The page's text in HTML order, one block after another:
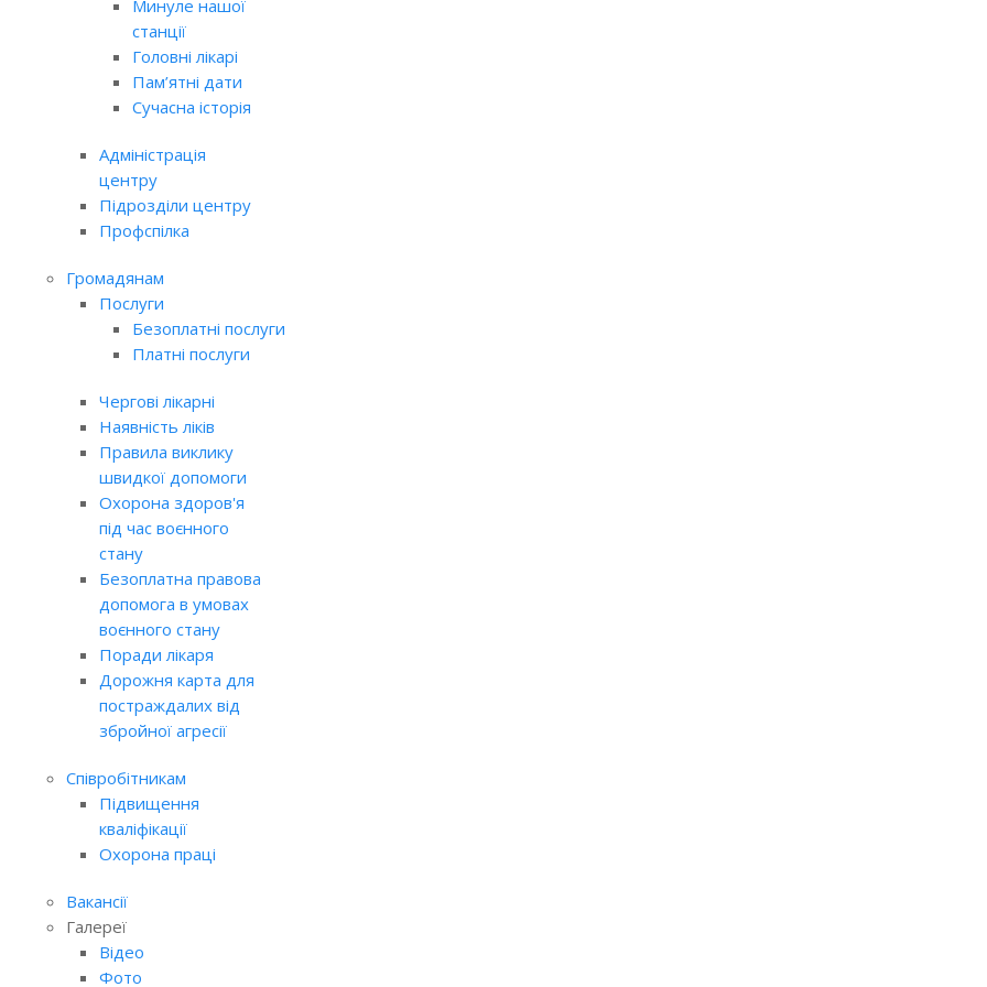
Минуле нашої
станції
Головні лікарі
Пам’ятні дати
Сучасна історія
Адміністрація
центру
Підрозділи центру
Профспілка
Громадянам
Послуги
Безоплатні послуги
Платні послуги
Чергові лікарні
Наявність ліків
Правила виклику
швидкої допомоги
Охорона здоров'я
під час воєнного
стану
Безоплатна правова
допомога в умовах
воєнного стану
Поради лікаря
Дорожня карта для
постраждалих від
збройної агресії
Співробітникам
Підвищення
кваліфікації
Охорона праці
Вакансії
Галереї
Відео
Фото